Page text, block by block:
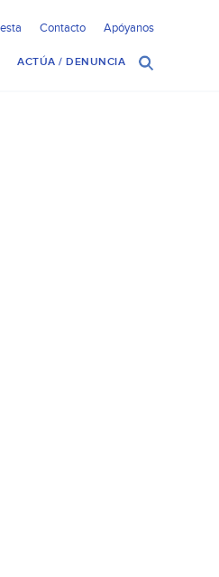
Contacto Apóyanos
ACTÚA / DENUNCIA